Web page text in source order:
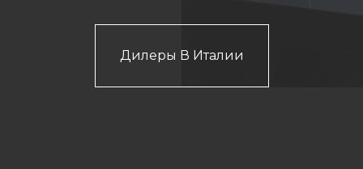
Дилеры В Италии